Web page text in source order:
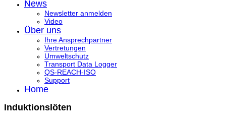
News
Newsletter anmelden
Video
Über uns
Ihre Ansprechpartner
Vertretungen
Umweltschutz
Transport Data Logger
QS-REACH-ISO
Support
Home
Induktionslöten